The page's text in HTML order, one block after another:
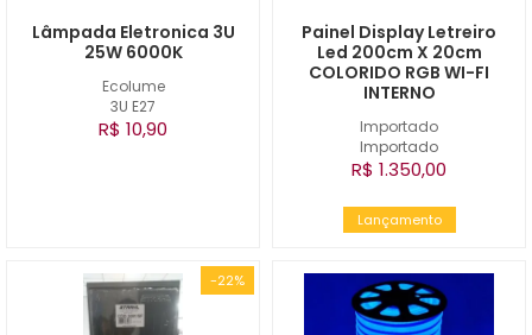
Ecolume
3U E27
Lâmpada Eletronica 3U
25W 6000K
R$ 10,90
Importado
Importado
Painel Display Letreiro
Led 200cm X 20cm
COLORIDO RGB WI-FI
INTERNO
R$ 1.350,00
Lançamento
-22%